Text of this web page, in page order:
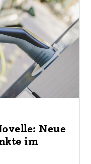
Neue
im